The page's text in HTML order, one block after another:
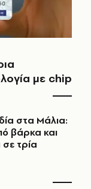
με chip
στα Μάλια:
βάρκα και
τρία